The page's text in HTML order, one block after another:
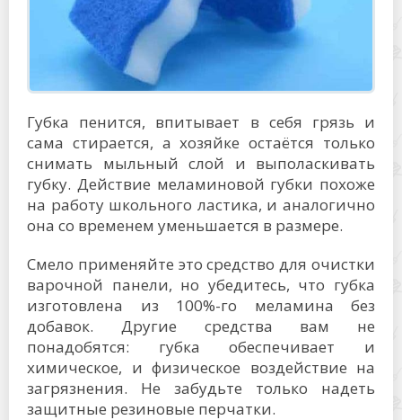
Губка пенится, впитывает в себя грязь и
сама стирается, а хозяйке остаётся только
снимать мыльный слой и выполаскивать
губку. Действие меламиновой губки похоже
на работу школьного ластика, и аналогично
она со временем уменьшается в размере.
Смело применяйте это средство для очистки
варочной панели, но убедитесь, что губка
изготовлена из 100%-го меламина без
добавок. Другие средства вам не
понадобятся: губка обеспечивает и
химическое, и физическое воздействие на
загрязнения. Не забудьте только надеть
защитные резиновые перчатки.